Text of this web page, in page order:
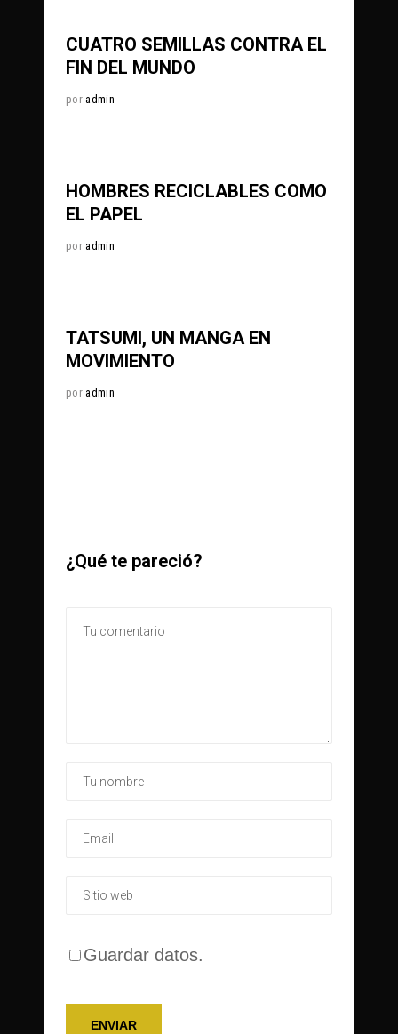
CUATRO SEMILLAS CONTRA EL
FIN DEL MUNDO
por admin
HOMBRES RECICLABLES COMO
EL PAPEL
por admin
TATSUMI, UN MANGA EN
MOVIMIENTO
por admin
¿Qué te pareció?
Guardar datos.